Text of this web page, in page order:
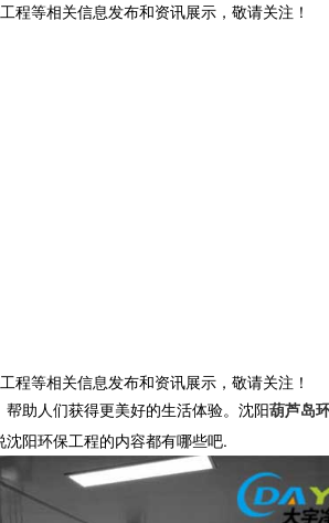
程等相关信息发布和资讯展示，敬请关注！
程等相关信息发布和资讯展示，敬请关注！
助人们获得更美好的生活体验。沈阳葫芦岛
阳环保工程的内容都有哪些吧.